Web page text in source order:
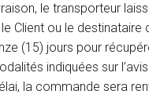
le transporteur
Client ou le destinataire
(15) jours pour
indiquées sur
la commande sera